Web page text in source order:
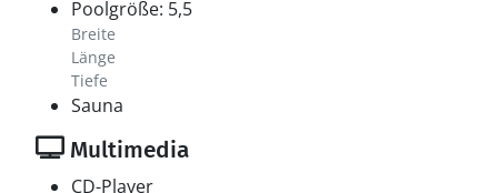
Poolgröße: 5,5
Breite
Länge
Tiefe
Sauna
Multimedia
CD-Player